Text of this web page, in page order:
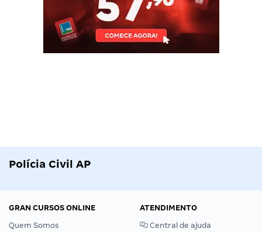
Polícia Civil AP
GRAN CURSOS ONLINE
Quem Somos
ATENDIMENTO
Central de ajuda